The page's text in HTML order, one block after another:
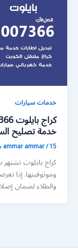
خدمات سيارات
خدمة تصليح
ammar ammar/15 مايو، 2020
كراج بايلوت تشتهر
وموثوقيتها. إذا
والطلاء لضمان